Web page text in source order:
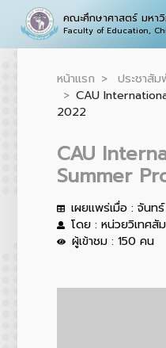
คณะศึกษาศาสตร์ มหา
Faculty of Education,
หน้าแรก
ประชาสั
CAU
2022
CAU
Summer
เผยแพร่เมื่อ : จันท
โดย : หน่วยวิเทศสั
ผู้เข้าชม : 150 คน